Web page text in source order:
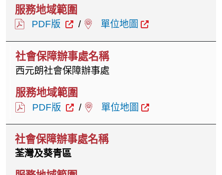
PDF版 / 單位地圖
西元朗社會保障辦事處
PDF版 / 單位地圖
荃灣及葵青區